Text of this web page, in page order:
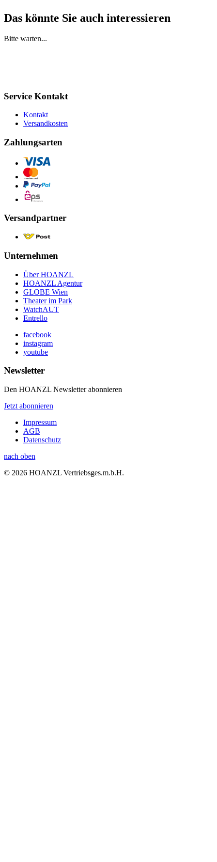
Das könnte Sie auch interessieren
Bitte warten...
Service Kontakt
Kontakt
Versandkosten
Zahlungsarten
Versandpartner
Unternehmen
Über HOANZL
HOANZL Agentur
GLOBE Wien
Theater im Park
WatchAUT
Entrello
facebook
instagram
youtube
Newsletter
Den HOANZL Newsletter abonnieren
Jetzt abonnieren
Impressum
AGB
Datenschutz
nach oben
© 2026 HOANZL Vertriebsges.m.b.H.